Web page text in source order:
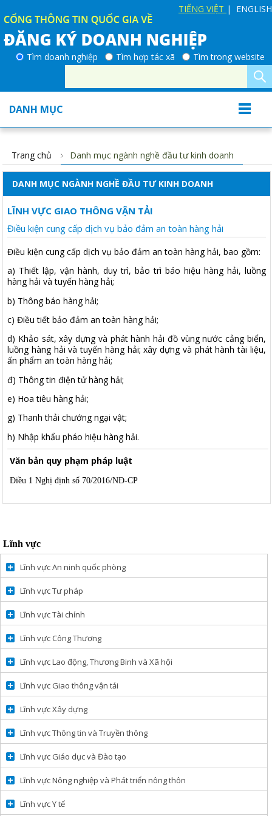
TIẾNG VIỆT | ENGLISH
Tìm doanh nghiệp Tìm hợp tác xã Tìm trong website
DANH MỤC
Trang chủ Danh mục ngành nghề đầu tư kinh doanh
DANH MỤC NGÀNH NGHỀ ĐẦU TƯ KINH DOANH
LĨNH VỰC GIAO THÔNG VẬN TẢI
Điều kiện cung cấp dịch vụ bảo đảm an toàn hàng hải
Điều kiện cung cấp dịch vụ bảo đảm an toàn hàng hải, bao gồm:
a) Thiết lập, vận hành, duy trì, bảo trì báo hiệu hàng hải, luồng
hàng hải và tuyến hàng hải;
b) Thông báo hàng hải;
c) Điều tiết bảo đảm an toàn hàng hải;
d) Khảo sát, xây dựng và phát hành hải đồ vùng nước cảng biển,
luồng hàng hải và tuyến hàng hải; xây dựng và phát hành tài liệu,
ấn phẩm an toàn hàng hải;
đ) Thông tin điện tử hàng hải;
e) Hoa tiêu hàng hải;
g) Thanh thải chướng ngại vật;
h) Nhập khẩu pháo hiệu hàng hải.
Văn bản quy phạm pháp luật
Điều 1 Nghị định số 70/2016/NĐ-CP
Lĩnh vực
Lĩnh vực An ninh quốc phòng
Lĩnh vực Tư pháp
Lĩnh vực Tài chính
Lĩnh vực Công Thương
Lĩnh vực Lao động, Thương Binh và Xã hội
Lĩnh vực Giao thông vận tải
Lĩnh vực Xây dựng
Lĩnh vực Thông tin và Truyền thông
Lĩnh vực Giáo dục và Đào tạo
Lĩnh vực Nông nghiệp và Phát triển nông thôn
Lĩnh vực Y tế